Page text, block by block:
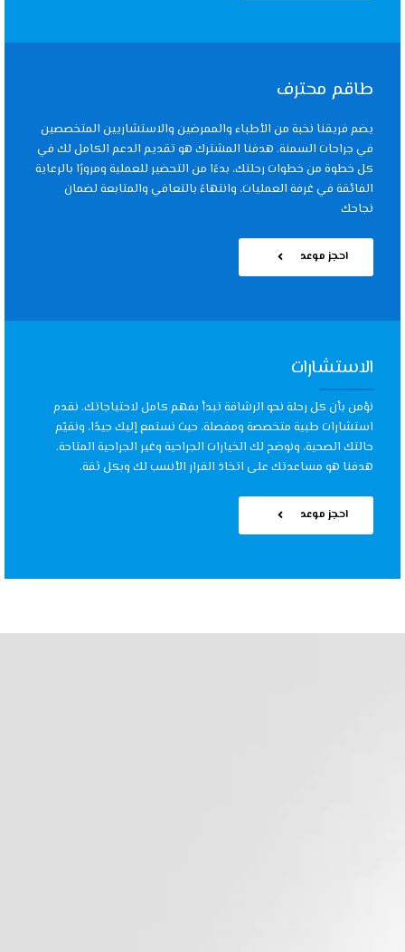
طاقم محترف
يضم فريقنا نخبة من الأطباء والممرضين والاستشاريين المتخصصين
في جراحات السمنة. هدفنا المشترك هو تقديم الدعم الكامل لك في
كل خطوة من خطوات رحلتك، بدءًا من التحضير للعملية ومرورًا بالرعاية
الفائقة في غرفة العمليات، وانتهاءً بالتعافي والمتابعة لضمان
نجاحك
احجز موعد
الاستشارات
نؤمن بأن كل رحلة نحو الرشاقة تبدأ بفهم كامل لاحتياجاتك. نقدم
استشارات طبية متخصصة ومفصلة، حيث نستمع إليك جيدًا، ونقيّم
حالتك الصحية، ونوضح لك الخيارات الجراحية وغير الجراحية المتاحة.
هدفنا هو مساعدتك على اتخاذ القرار الأنسب لك وبكل ثقة.
احجز موعد